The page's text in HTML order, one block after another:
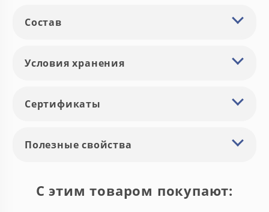
Состав
Условия хранения
Сертификаты
Полезные свойства
С этим товаром покупают: